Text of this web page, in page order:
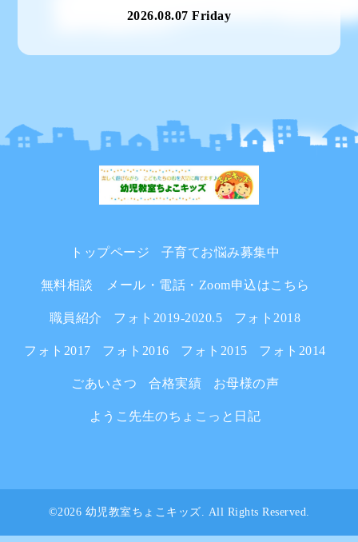
2026.08.07 Friday
トップページ 子育てお悩み募集中
無料相談 メール・電話・Zoom申込はこちら
職員紹介 フォト2019-2020.5 フォト2018
フォト2017 フォト2016 フォト2015 フォト2014
ごあいさつ 合格実績 お母様の声
ようこ先生のちょこっと日記
©2026 幼児教室ちょこキッズ. All Rights Reserved.